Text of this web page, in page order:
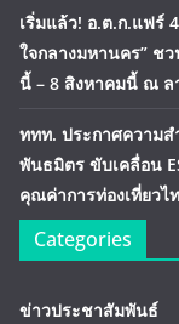
เริ่มแล้ว! อ.ต.ก.แฟร์
ใจกลางมหานคร” ช
นี้ – 8 สิงหาคมนี้ ณ ล
ททท. ประกาศความส
พันธมิตร ขับเคลื่อน
คุณค่าการท่องเที่ยวไ
Categories
ข่าวประชาสัมพันธ์